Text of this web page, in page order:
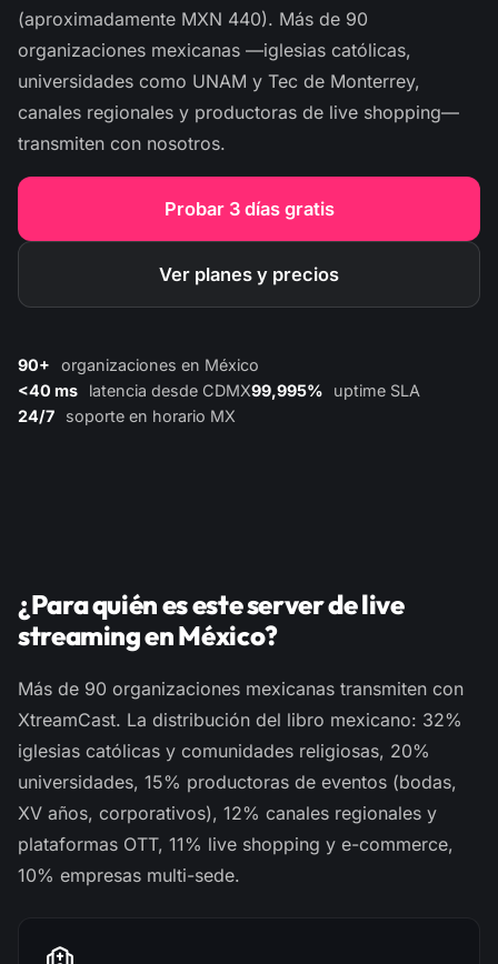
(aproximadamente MXN 440). Más de 90
organizaciones mexicanas —iglesias católicas,
universidades como UNAM y Tec de Monterrey,
canales regionales y productoras de live shopping—
transmiten con nosotros.
Probar 3 días gratis
Ver planes y precios
90+
organizaciones en México
<40 ms
latencia desde CDMX99,995%
uptime SLA
24/7
soporte en horario MX
¿Para quién es este server de live
streaming en México?
Más de 90 organizaciones mexicanas transmiten con
XtreamCast. La distribución del libro mexicano: 32%
iglesias católicas y comunidades religiosas, 20%
universidades, 15% productoras de eventos (bodas,
XV años, corporativos), 12% canales regionales y
plataformas OTT, 11% live shopping y e-commerce,
10% empresas multi-sede.